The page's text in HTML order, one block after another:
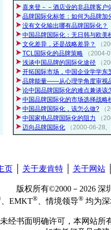
喜来登－－酒店业的非品牌客户
品牌国际化标签：如何为品牌加
没有文化输出哪有品牌国际化？
中国品牌国际化：无日韩与欧美
文化差异，还是战略差异？
（
TCL国际化的品牌策略
（2004-
浅谈中国品牌的国际化途径
（
开拓国际市场，中国企业学学东
品牌能量——从心理学角度审视
论中国品牌国际化的难点兼谈该
中国品牌国际化的市场选择战略
中国品牌国际化，该怎么做?
中国家电品牌国际化的阻力
（
迈向品牌国际化
（2000-06-28,
页│ 关于麦肯特│ 关于网站│
版权所有©2000－2026 深
、EMKT® 、情境领导® 均为
未经书面明确许可，本网站所